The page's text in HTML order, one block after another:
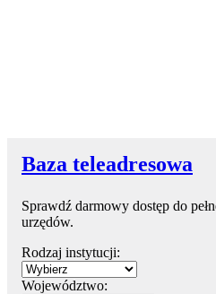
Baza teleadresowa
Sprawdź darmowy dostęp do
urzędów.
Rodzaj instytucji:
Województwo: